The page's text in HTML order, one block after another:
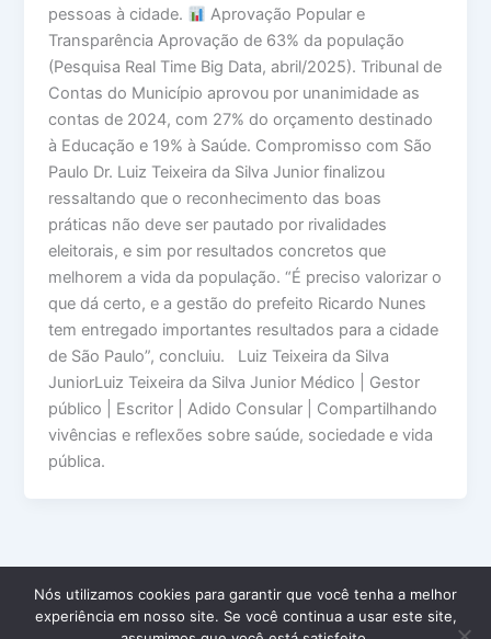
pessoas à cidade.
Aprovação Popular e
Transparência Aprovação de 63% da população
(Pesquisa Real Time Big Data, abril/2025). Tribunal de
Contas do Município aprovou por unanimidade as
contas de 2024, com 27% do orçamento destinado
à Educação e 19% à Saúde. Compromisso com São
Paulo Dr. Luiz Teixeira da Silva Junior finalizou
ressaltando que o reconhecimento das boas
práticas não deve ser pautado por rivalidades
eleitorais, e sim por resultados concretos que
melhorem a vida da população. “É preciso valorizar o
que dá certo, e a gestão do prefeito Ricardo Nunes
tem entregado importantes resultados para a cidade
de São Paulo”, concluiu. Luiz Teixeira da Silva
JuniorLuiz Teixeira da Silva Junior Médico | Gestor
público | Escritor | Adido Consular | Compartilhando
vivências e reflexões sobre saúde, sociedade e vida
pública.
Copyright © 2026 Dr Luiz Teixeira da Silva Junior | Powered by
Nós utilizamos cookies para garantir que você tenha a melhor
experiência em nosso site. Se você continua a usar este site,